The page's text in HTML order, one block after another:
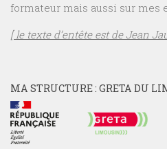
formateur mais aussi sur mes
[ le texte d’entête est de Jean
MA STRUCTURE : GRETA DU